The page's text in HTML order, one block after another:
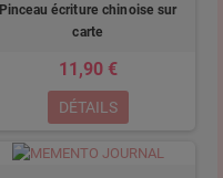
Pinceau écriture chinoise sur
carte
11,90 €
DÉTAILS